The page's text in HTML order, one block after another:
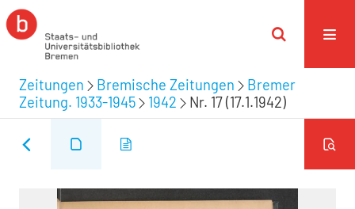
Zeitungen Bremische Zeitungen
Bremer
Zeitung. 1933-1945
1942 Nr. 17 (17.1.1942)